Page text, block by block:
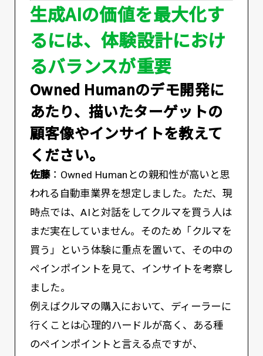
生成AIの価値を最大化す
るには、体験設計におけ
るバランスが重要
――Owned Humanのデモ開発に
あたり、描いたターゲットの
顧客像やインサイトを教えて
ください。
佐藤：Owned Humanとの親和性が高いと思
われる自動車業界を想定しました。ただ、現
時点では、AIと対話をしてクルマを買う人は
まだ実在していません。そのため「クルマを
買う」という体験に重点を置いて、その中の
ペインポイントを見て、インサイトを考察し
ました。
例えばクルマの購入において、ディーラーに
行くことは心理的ハードルが高く、ある種
のペインポイントと言える点ですが、